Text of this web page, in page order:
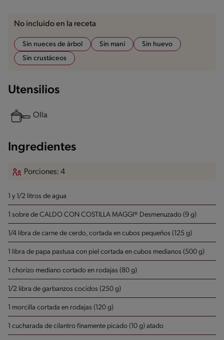
No incluido en la receta
Sin nueces de árbol Sin maní
Sin huevo
Sin crustáceos
Utensilios
Olla
Ingredientes
Porciones: 4
1 y 1/2 litros de agua
1 sobre de CALDO CON COSTILLA MAGGI® Desmenuzado (9 g)
1/4 libra de carne de cerdo, cortada en cubos pequeños (125 g)
1 libra de papa pastusa con piel cortada en cubos medianos (500 g)
1 chorizo mediano cortado en rodajas (80 g)
1/2 libra de garbanzos cocidos (250 g)
1 morcilla cortada en rodajas (120 g)
1 cucharada de cilantro finamente picado (10 g) atado